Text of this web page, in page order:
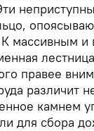
К массивным
правее
различит
камнем
для сбора